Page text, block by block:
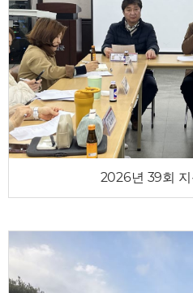
2026년 39회 지